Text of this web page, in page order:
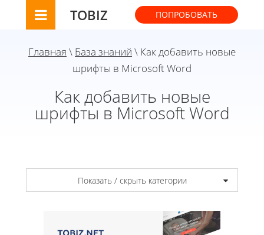
TOBIZ ПОПРОБОВАТЬ
Главная \ База знаний \ Как добавить новые
шрифты в Microsoft Word
Как добавить новые
шрифты в Microsoft Word
Показать / скрыть категории